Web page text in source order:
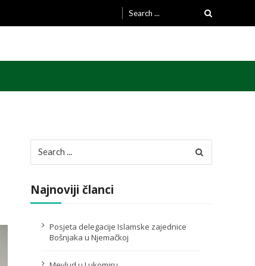
Search
for:
for:
Najnoviji članci
Posjeta delegacije Islamske zajednice
Bošnjaka u Njemačkoj